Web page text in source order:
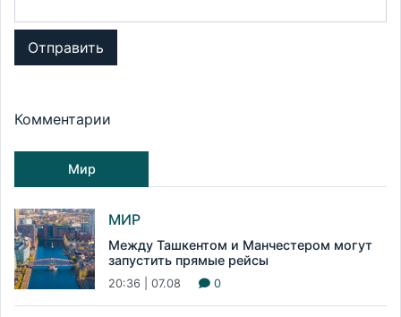
Отправить
Комментарии
Мир
МИР
Между Ташкентом и Манчестером могут
запустить прямые рейсы
20:36 | 07.08 0